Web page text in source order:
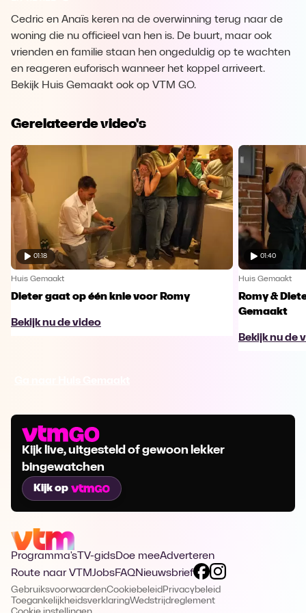
Cedric en Anaïs keren na de overwinning terug naar de
woning die nu officieel van hen is. De buurt, maar ook
vrienden en familie staan hen ongeduldig op te wachten
en reageren euforisch wanneer het koppel arriveert.
Bekijk Huis Gemaakt ook op VTM GO.
Gerelateerde video's
01:18
Huis Gemaakt
Dieter gaat op één knie voor Romy
Bekijk nu de video
01:40
Huis Gemaakt
Romy &
Gemaakt
Bekijk nu de
Kijk live, uitgesteld of gewoon lekker
bingewatchen
Kijk op
Programma's TV-gidsDoe meeAdverteren
Route naar VTMJobsFAQNieuwsbrief
GebruiksvoorwaardenCookiebeleid Privacybeleid
ToegankelijkheidsverklaringWedstrijdreglement